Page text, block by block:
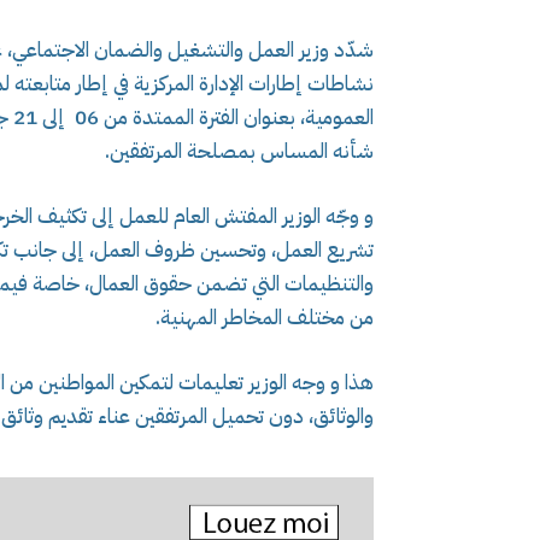
شدّد وزير العمل والتشغيل والضمان
نشاطات إطارات الإدارة المركزية في إطار
شأنه المساس بمصلحة المرتفقين.
و وجّه الوزير المفتش العام للعمل إلى تكثيف
تشريع العمل، وتحسين ظروف العمل، إلى جانب
والتنظيمات التي تضمن حقوق العمال، خاصة
من مختلف المخاطر المهنية.
هذا و وجه الوزير تعليمات لتمكين المواطنين من
والوثائق، دون تحميل المرتفقين عناء تقديم